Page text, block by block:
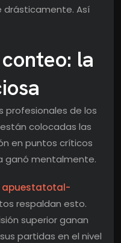
drásticamente. Así
la
profesionales de los
colocadas las
en puntos críticos
ganó mentalmente.
apuestatotal-
respaldan esto.
superior ganan
partidas en el nivel